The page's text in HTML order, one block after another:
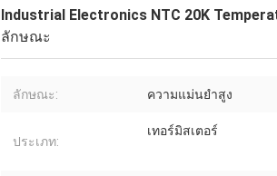
Industrial Electronics NTC 20K
ลักษณะ
ลักษณะ: ความแม่นยำสูง
ประเภท:
เทอร์มิสเตอร์